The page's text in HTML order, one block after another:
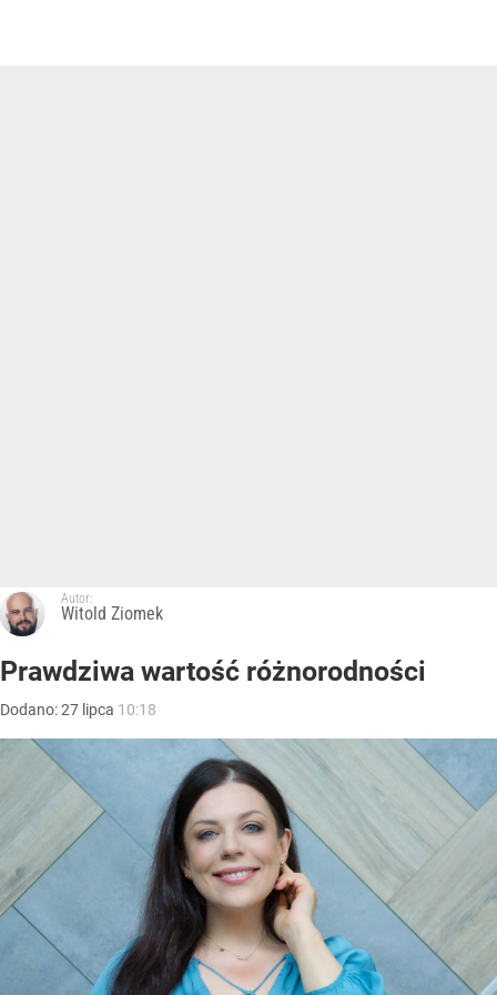
Autor:
Witold Ziomek
Prawdziwa wartość różnorodności
Dodano:27 lipca 10:18